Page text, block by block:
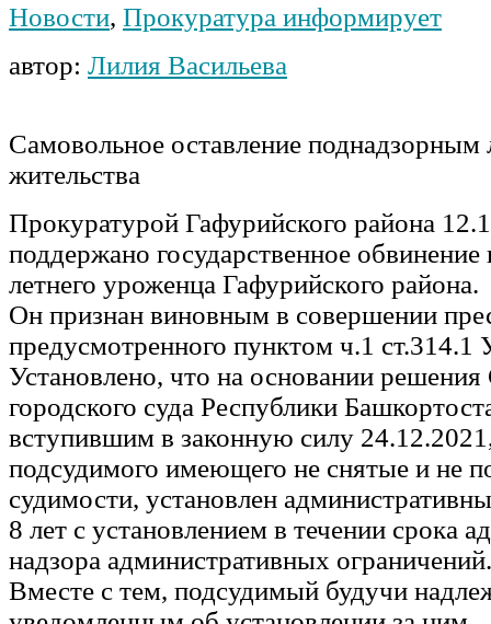
Новости, Прокуратура информирует
автор: Лилия Васильева
Самовольное оставление поднадзорным
жительства
Прокуратурой Гафурийского района
поддержано государственное
летнего уроженца Гафурийского района.
Он признан виновным в совершении
предусмотренного пунктом ч.1
Установлено, что на основании решения
городского суда Республики
вступившим в законную силу
подсудимого имеющего не снятые и не
судимости, установлен
8 лет с установлением в течении срока
надзора административных ограничений.
Вместе с тем, подсудимый будучи